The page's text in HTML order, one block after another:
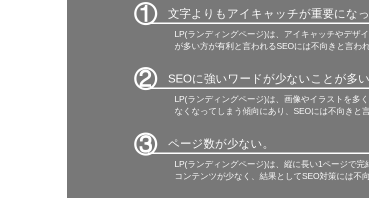
① 文字よりもアイキャッチが重要になっ
LP(ランディングページ)は、アイキャッチやデザ
が多い方が有利と言われるSEOには不向きと言われ
② SEOに強いワードが少ないことが多い
LP(ランディングページ)は、画像やイラストを多く
なくなってしまう傾向にあり、SEOには不向きと
③ ページ数が少ない。
LP(ランディングページ)は、縦に長い1ページで完
コンテンツが少なく、結果としてSEO対策には不